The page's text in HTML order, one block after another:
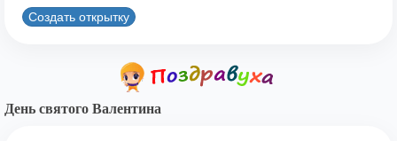
Создать открытку
День святого Валентина